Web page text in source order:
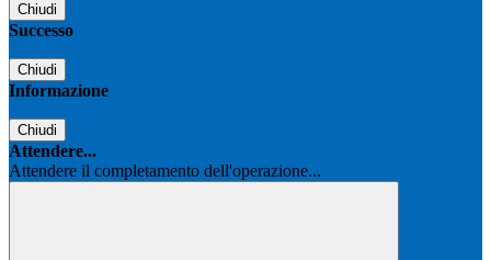
Chiudi
Successo
Chiudi
Informazione
Chiudi
Attendere...
Attendere il completamento dell'operazione...